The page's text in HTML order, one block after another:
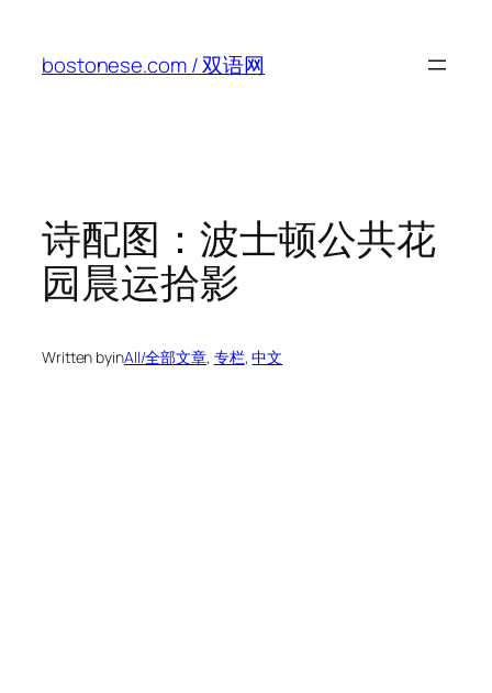
content
bostonese.com / 双语网
诗配图：波士顿公共花
园晨运拾影
Written byinAll/全部文章, 专栏, 中文